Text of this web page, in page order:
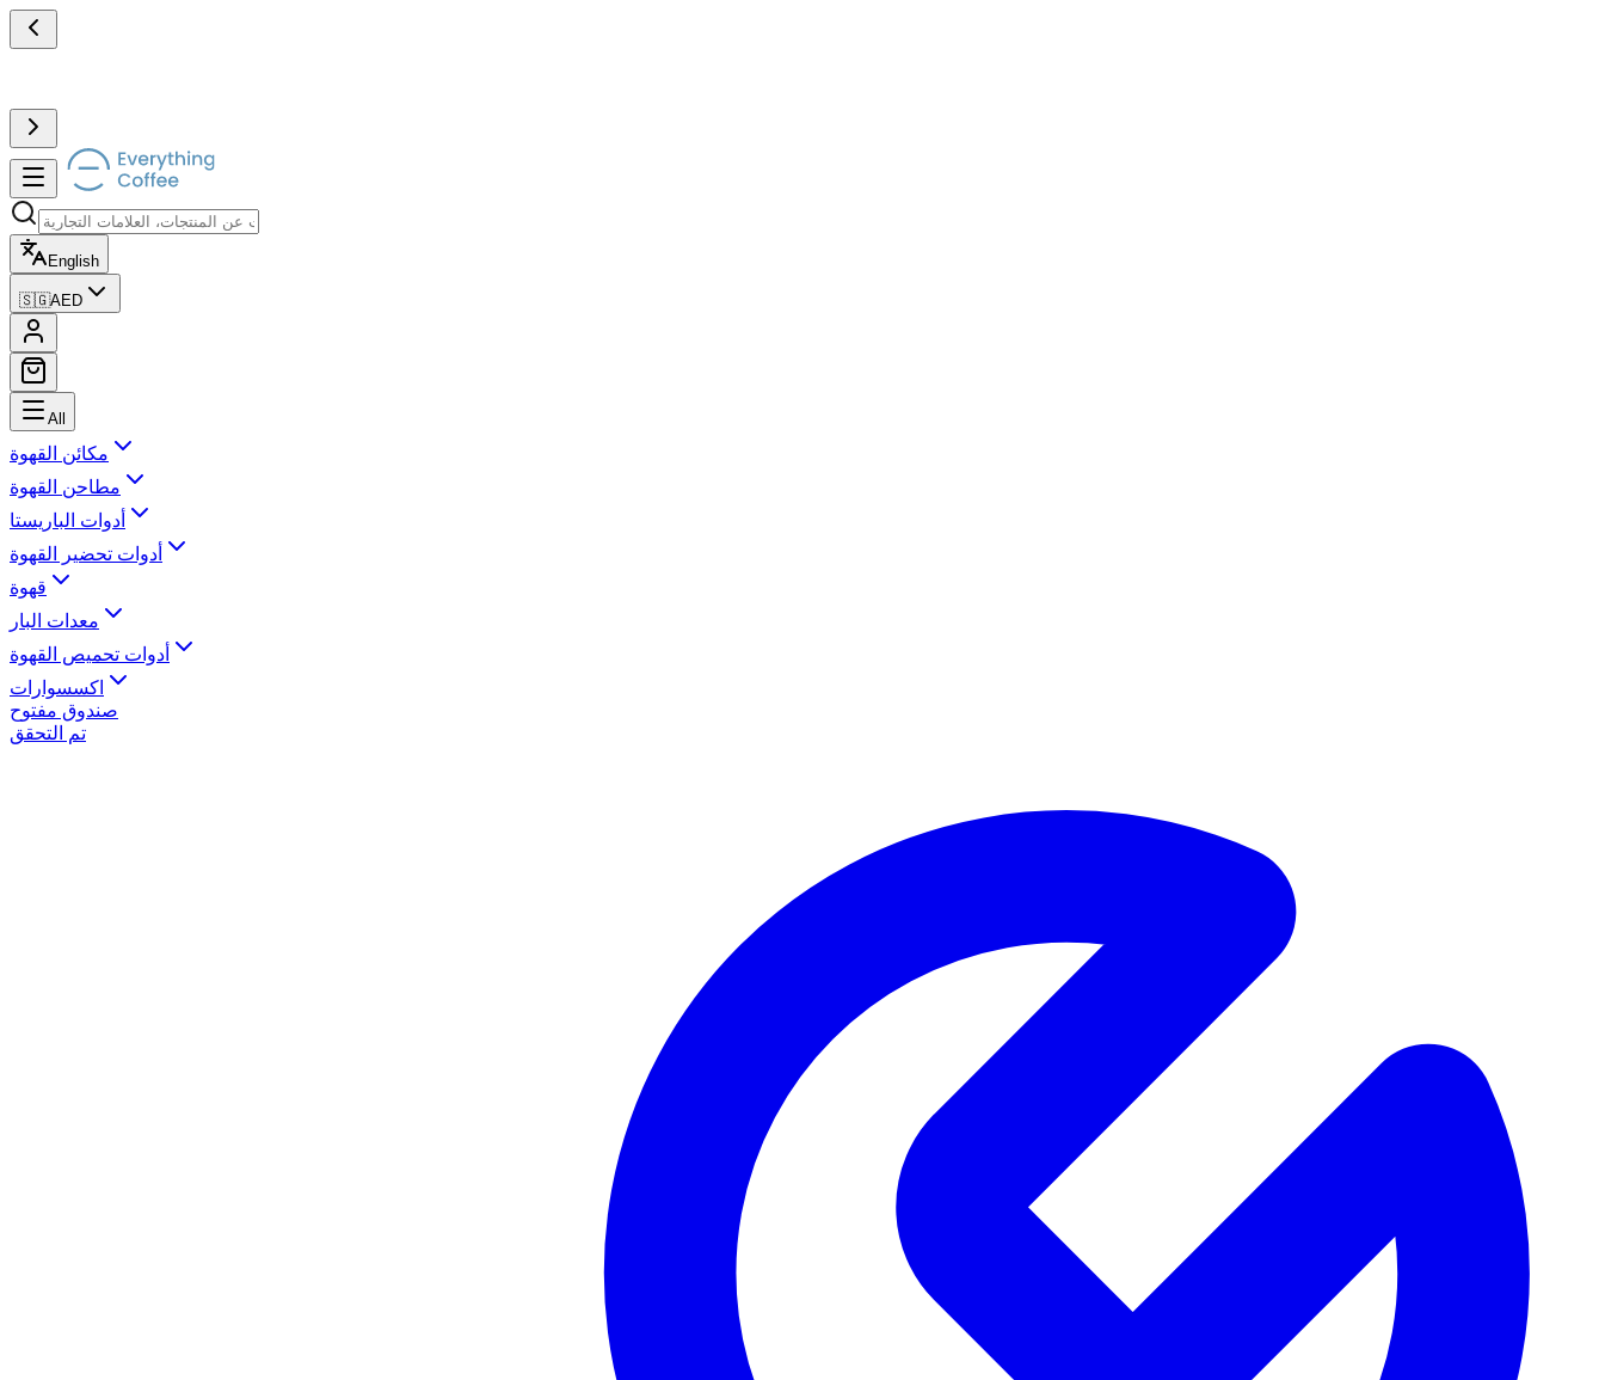
English
🇸🇬AED
All
مكائن القهوة
مطاحن القهوة
أدوات الباريستا
أدوات تحضير القهوة
قهوة
معدات البار
أدوات تحميص القهوة
اكسسوارات
صندوق مفتوح
تم التحقق